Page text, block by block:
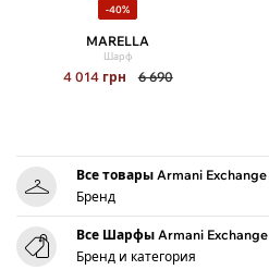
-40%
MARELLA
Шарф
4 014 грн 6 690
Все товары Armani Exchange
Бренд
Все Шарфы Armani Exchange
Бренд и категория